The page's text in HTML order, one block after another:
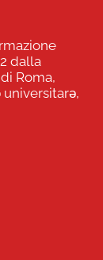
dalla
Roma,